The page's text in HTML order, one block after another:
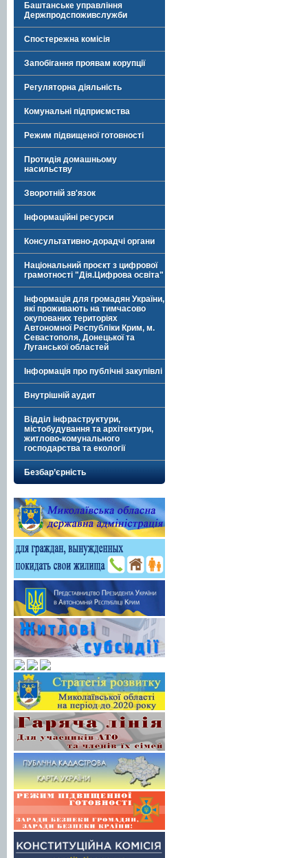
Баштанське управління
Держпродспоживслужби
Спостережна комісія
Запобігання проявам корупції
Регуляторна діяльність
Комунальні підприємства
Режим підвищеної готовності
Протидія домашньому
насильству
Зворотній зв'язок
Інформаційні ресурси
Консультативно-дорадчі органи
Національний проєкт з цифрової
грамотності "Дія.Цифрова освіта"
Інформація для громадян України,
які проживають на тимчасово
окупованих територіях
Автономної Республіки Крим, м.
Севастополя, Донецької та
Луганської областей
Інформація про публічні закупівлі
Внутрішній аудит
Відділ інфраструктури,
містобудування та архітектури,
житлово-комунального
господарства та екології
Безбар’єрність